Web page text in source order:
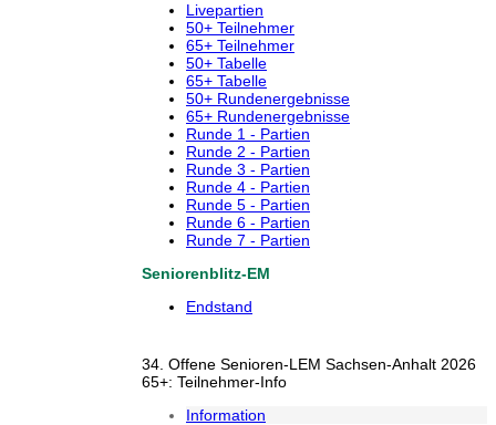
Livepartien
50+ Teilnehmer
65+ Teilnehmer
50+ Tabelle
65+ Tabelle
50+ Rundenergebnisse
65+ Rundenergebnisse
Runde 1 - Partien
Runde 2 - Partien
Runde 3 - Partien
Runde 4 - Partien
Runde 5 - Partien
Runde 6 - Partien
Runde 7 - Partien
Seniorenblitz-EM
Endstand
34. Offene Senioren-LEM Sachsen-Anhalt 2026
65+: Teilnehmer-Info
Information